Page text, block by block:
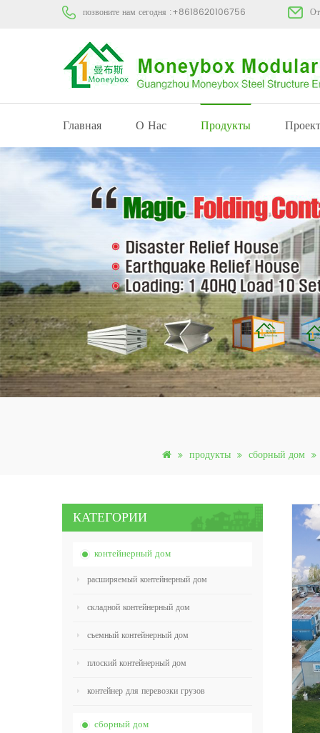
позвоните нам сегодня :+8618620106756
Главная О Нас Продукты Проект
продукты сборный дом
КАТЕГОРИИ
контейнерный дом
расширяемый контейнерный дом
складной контейнерный дом
съемный контейнерный дом
плоский контейнерный дом
контейнер для перевозки грузов
сборный дом